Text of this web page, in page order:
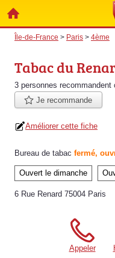
Île-de-France > Paris > 4ème
Tabac du
3 personnes recommandent
Je recommande
Améliorer cette fiche
Bureau de tabac fermé,
Ouvert le dimanche
6 Rue Renard 75004 Paris
Appeler